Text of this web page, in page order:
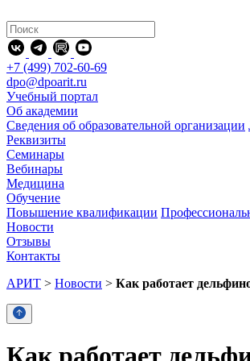
+7 (499) 702-60-69
dpo@dpoarit.ru
Учебный портал
Об академии
Сведения об образовательной организации
Реквизиты
Семинары
Вебинары
Медицина
Обучение
Повышение квалификации
Новости
Отзывы
Контакты
АРИТ > Новости > Как работает